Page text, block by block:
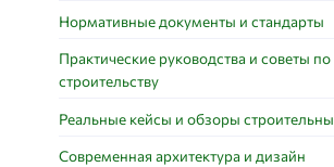
Нормативные документы и стандарты
Практические руководства и советы по
строительству
Реальные кейсы и обзоры
Современная архитектура и дизайн